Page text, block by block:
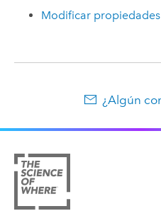
Modificar
¿Algún